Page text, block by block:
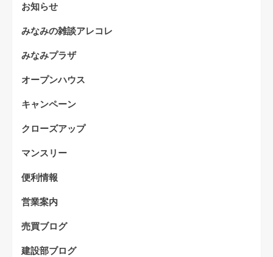
お知らせ
みなみの雑談アレコレ
みなみプラザ
オープンハウス
キャンペーン
クローズアップ
マンスリー
便利情報
営業案内
売買ブログ
建設部ブログ